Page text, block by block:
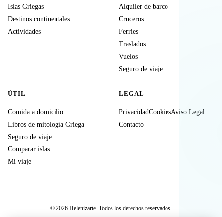
Islas Griegas
Destinos continentales
Actividades
Alquiler de barco
Cruceros
Ferries
Traslados
Vuelos
Seguro de viaje
ÚTIL
Comida a domicilio
Libros de mitología Griega
Seguro de viaje
Comparar islas
Mi viaje
LEGAL
PrivacidadCookiesAviso Legal
Contacto
© 2026 Helenizarte. Todos los derechos reservados.